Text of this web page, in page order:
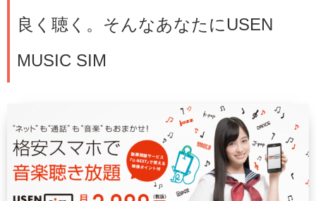
良く聴く。そんなあなたにUSEN
MUSIC SIM